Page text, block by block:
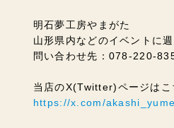
明石夢工房やまがた
山形県内などのイベントに週
問い合わせ先：078-220-
当店のX(Twitter)ページはこ
https://x.com/